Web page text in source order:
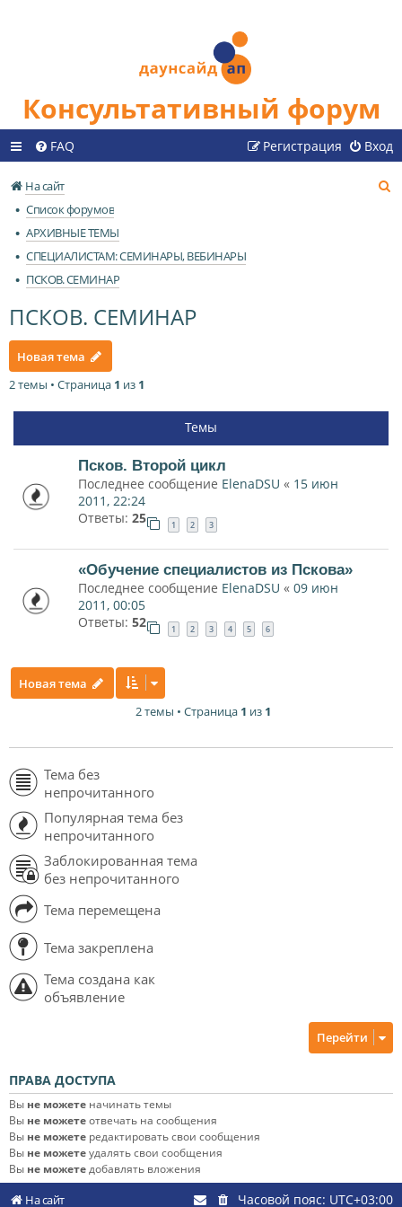
Консультативный форум
FAQ Вход
Регистрация
На сайт
Список форумов
АРХИВНЫЕ ТЕМЫ
СПЕЦИАЛИСТАМ: СЕМИНАРЫ, ВЕБИНАРЫ
ПСКОВ. СЕМИНАР
ПСКОВ. СЕМИНАР
Новая тема
2 темы • Страница 1 из 1
Темы
Псков. Второй цикл
Последнее сообщение ElenaDSU « 15 июн
2011, 22:24
Ответы: 25 1 2 3
«Обучение специалистов из Пскова»
Последнее сообщение ElenaDSU « 09 июн
2011, 00:05
Ответы: 52 1 2 3 4 5 6
Новая тема
2 темы • Страница 1 из 1
Тема без
непрочитанного
Популярная тема без
непрочитанного
Заблокированная тема
без непрочитанного
Тема перемещена
Тема закреплена
Тема создана как
объявление
Перейти
ПРАВА ДОСТУПА
Вы не можете начинать темы
Вы не можетеотвечать на сообщения
Вы не можете редактировать свои сообщения
Вы не можетеудалять свои сообщения
Вы не можетедобавлять вложения
На сайт Часовой пояс: UTC+03:00